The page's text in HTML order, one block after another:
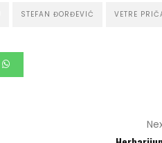
STEFAN ĐORĐEVIĆ VETRE